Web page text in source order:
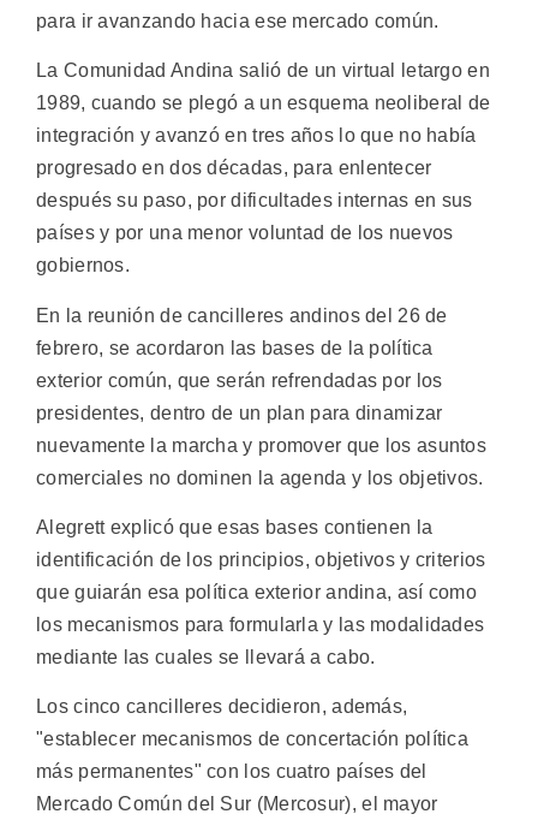
para ir avanzando hacia ese mercado común.
La Comunidad Andina salió de un virtual letargo en
1989, cuando se plegó a un esquema neoliberal de
integración y avanzó en tres años lo que no había
progresado en dos décadas, para enlentecer
después su paso, por dificultades internas en sus
países y por una menor voluntad de los nuevos
gobiernos.
En la reunión de cancilleres andinos del 26 de
febrero, se acordaron las bases de la política
exterior común, que serán refrendadas por los
presidentes, dentro de un plan para dinamizar
nuevamente la marcha y promover que los asuntos
comerciales no dominen la agenda y los objetivos.
Alegrett explicó que esas bases contienen la
identificación de los principios, objetivos y criterios
que guiarán esa política exterior andina, así como
los mecanismos para formularla y las modalidades
mediante las cuales se llevará a cabo.
Los cinco cancilleres decidieron, además,
"establecer mecanismos de concertación política
más permanentes" con los cuatro países del
Mercado Común del Sur (Mercosur), el mayor